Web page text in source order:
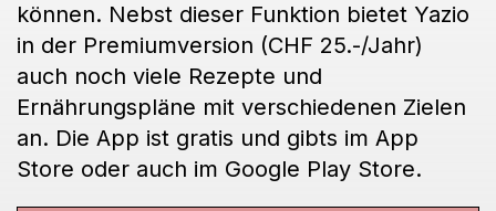
können. Nebst dieser Funktion bietet Yazio
in der Premiumversion (CHF 25.-/Jahr)
auch noch viele Rezepte und
Ernährungspläne mit verschiedenen Zielen
an. Die App ist gratis und gibts im App
Store oder auch im Google Play Store.